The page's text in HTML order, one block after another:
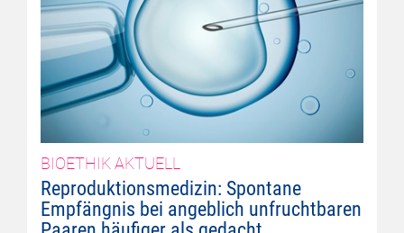
BIOETHIK AKTUELL
Reproduktionsmedizin: Spontane
Empfängnis bei angeblich unfruchtbaren